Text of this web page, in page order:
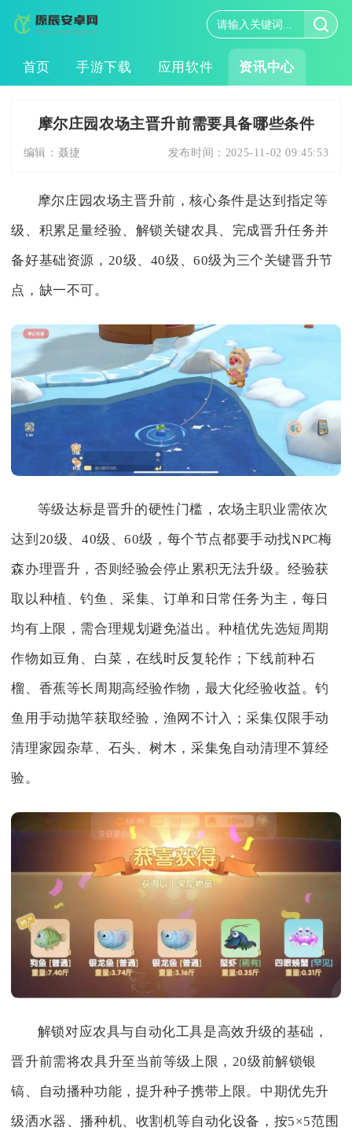
首页 手游下载 应用软件 资讯中心
摩尔庄园农场主晋升前需要具备哪些条件
编辑： 聂捷 发布时间： 2025-11-02 09:45:53
摩尔庄园农场主晋升前，核心条件是达到指定等
级、积累足量经验、解锁关键农具、完成晋升任务并
备好基础资源，20级、40级、60级为三个关键晋升节
点，缺一不可。
等级达标是晋升的硬性门槛，农场主职业需依次
达到20级、40级、60级，每个节点都要手动找NPC梅
森办理晋升，否则经验会停止累积无法升级。经验获
取以种植、钓鱼、采集、订单和日常任务为主，每日
均有上限，需合理规划避免溢出。种植优先选短周期
作物如豆角、白菜，在线时反复轮作；下线前种石
榴、香蕉等长周期高经验作物，最大化经验收益。钓
鱼用手动抛竿获取经验，渔网不计入；采集仅限手动
清理家园杂草、石头、树木，采集兔自动清理不算经
验。
解锁对应农具与自动化工具是高效升级的基础，
晋升前需将农具升至当前等级上限，20级前解锁银
镐、自动播种功能，提升种子携带上限。中期优先升
级洒水器、播种机、收割机等自动化设备，按5×5范围